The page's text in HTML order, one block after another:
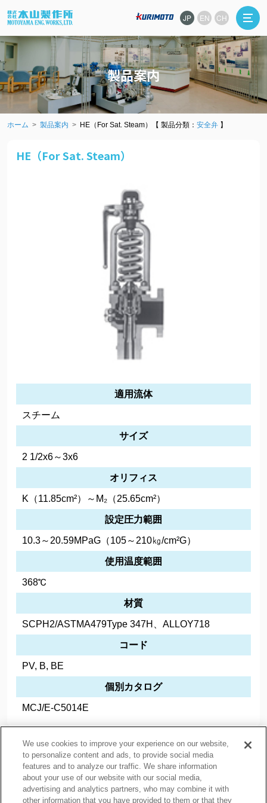
JP EN CH
製品案内
ホーム 製品案内 HE（For Sat. Steam）【 製品分類： 安全弁 】
HE（For Sat. Steam）
適用流体
スチーム
サイズ
2 1/2x6～3x6
オリフィス
K（11.85cm²）～M₂（25.65cm²）
設定圧力範囲
10.3～20.59MPaG（105～210㎏/cm²G）
使用温度範囲
368℃
材質
SCPH2/ASTMA479Type 347H、ALLOY718
コード
PV, B, BE
個別カタログ
MCJ/E-C5014E
プライバシーポリシー
クッキーポリシー
We use cookies to improve your experience on our website,
to personalize content and ads, to provide social media
features and to analyze our traffic. We share information
about your use of our website with our social media,
advertising and analytics partners, who may combine it with
other information that you have provided to them or that they